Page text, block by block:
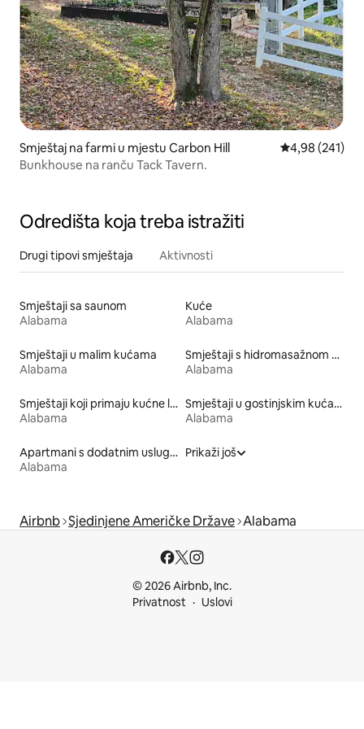
Smještaj na farmi u mjestu Carbon Hill prosječna
4,98 (241)
Bunkhouse na ranču Tack Tavern.
Odredišta koja treba istražiti
Drugi tipovi smještaja Aktivnosti
Smještaji sa saunom
Alabama
Kuće
Alabama
Smještaji u malim kućama
Alabama
Smještaji s hidromasažnom kadom
Alabama
Smještaji koji primaju kućne ljubimce
Alabama
Smještaji u gostinjskim kućama
Alabama
Apartmani s dodatnim uslugama
Alabama
Prikaži još
Airbnb Sjedinjene Američke Države Alabama
© 2026 Airbnb, Inc.
Privatnost
Uslovi